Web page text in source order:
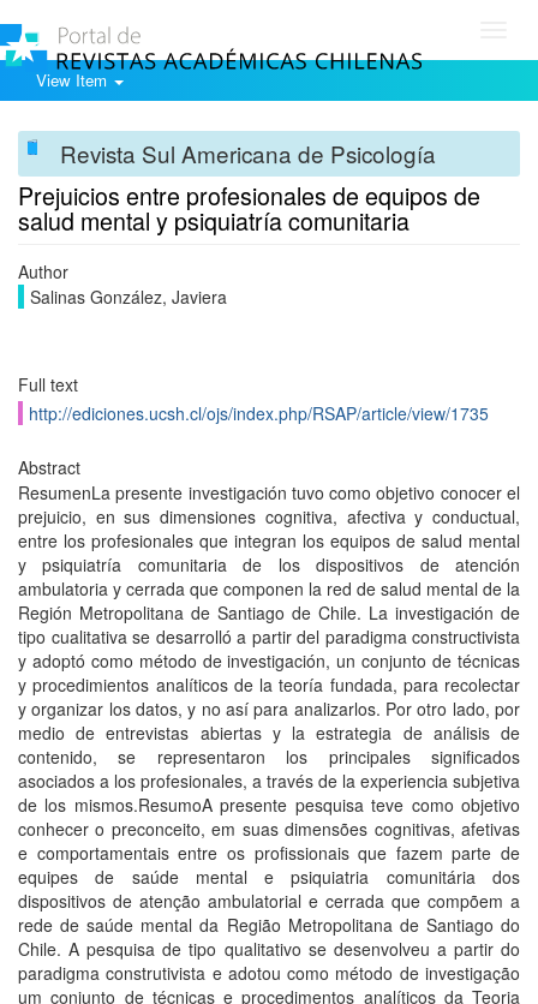
View Item
Revista Sul Americana de Psicología
Prejuicios entre profesionales de equipos de
salud mental y psiquiatrí­a comunitaria
Author
Salinas González, Javiera
Full text
http://ediciones.ucsh.cl/ojs/index.php/RSAP/article/view/1735
Abstract
ResumenLa presente investigación tuvo como objetivo conocer el
prejuicio, en sus dimensiones cognitiva, afectiva y conductual,
entre los profesionales que integran los equipos de salud mental
y psiquiatrí­a comunitaria de los dispositivos de atención
ambulatoria y cerrada que componen la red de salud mental de la
Región Metropolitana de Santiago de Chile. La investigación de
tipo cualitativa se desarrolló a partir del paradigma constructivista
y adoptó como método de investigación, un conjunto de técnicas
y procedimientos analí­ticos de la teorí­a fundada, para recolectar
y organizar los datos, y no así­ para analizarlos. Por otro lado, por
medio de entrevistas abiertas y la estrategia de análisis de
contenido, se representaron los principales significados
asociados a los profesionales, a través de la experiencia subjetiva
de los mismos.ResumoA presente pesquisa teve como objetivo
conhecer o preconceito, em suas dimensões cognitivas, afetivas
e comportamentais entre os profissionais que fazem parte de
equipes de saúde mental e psiquiatria comunitária dos
dispositivos de atenção ambulatorial e cerrada que compõem a
rede de saúde mental da Região Metropolitana de Santiago do
Chile. A pesquisa de tipo qualitativo se desenvolveu a partir do
paradigma construtivista e adotou como método de investigação
um conjunto de técnicas e procedimentos analí­ticos da Teoria